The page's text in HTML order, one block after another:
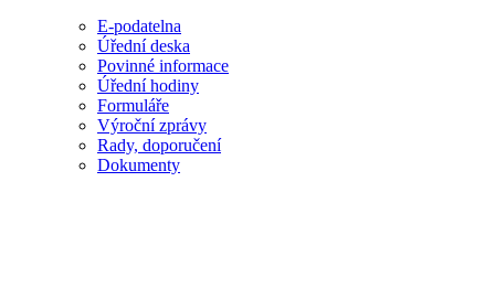
E-podatelna
Úřední deska
Povinné informace
Úřední hodiny
Formuláře
Výroční zprávy
Rady, doporučení
Dokumenty